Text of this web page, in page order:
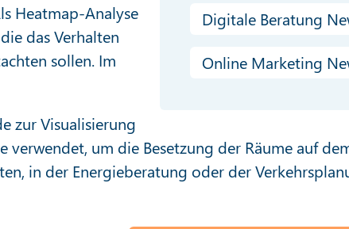
Digitale Beratung
Online Marketing
Heatmap-Analyse
das Verhalten
sollen. Im
zur Visualisierung
um die Besetzung der Räume auf
in der Energieberatung oder der